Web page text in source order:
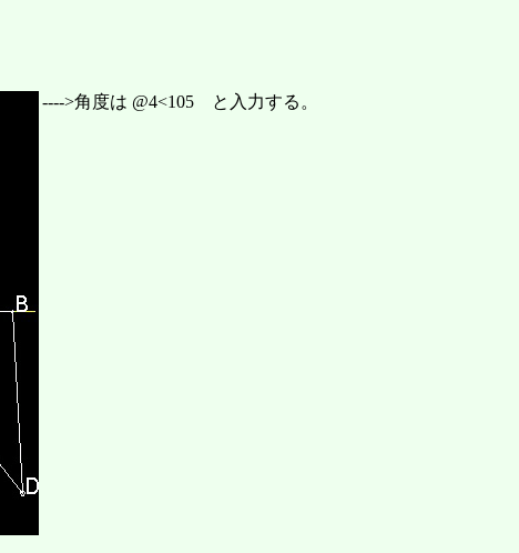
---->角度は @4<105 と入力する。